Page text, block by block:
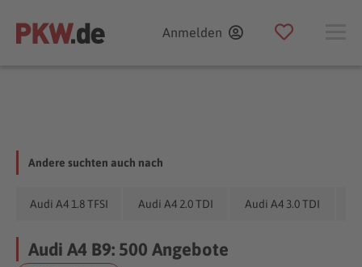
Anmelden
Andere suchten auch nach
Audi A4 1.8 TFSI Audi A4 2.0 TDI Audi A4 3.0 TDI
Audi A4 B9: 500 Angebote